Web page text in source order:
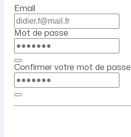
Email
Mot de passe
Confirmer votre mot de passe